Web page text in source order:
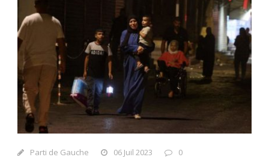
Parti de Gauche 06 Juil 2023 0